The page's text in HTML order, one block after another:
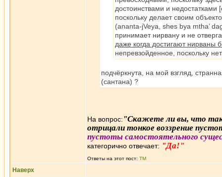
достоинствами и недостатками
поскольку делает своим
(ananta-jVeya, shes bya mtha’
принимает нирвану и не
даже когда достигают нирваны
непревзойденное, поскольку
подчёркнута, на мой взгляд,
(сантана) ?
На вопрос: "Скажете ли вы, что
отрицали тонкое воззрение
пустоты самостоятельного
категорично отвечает: "Да!"
Ответы на этот пост: ТМ
Наверх